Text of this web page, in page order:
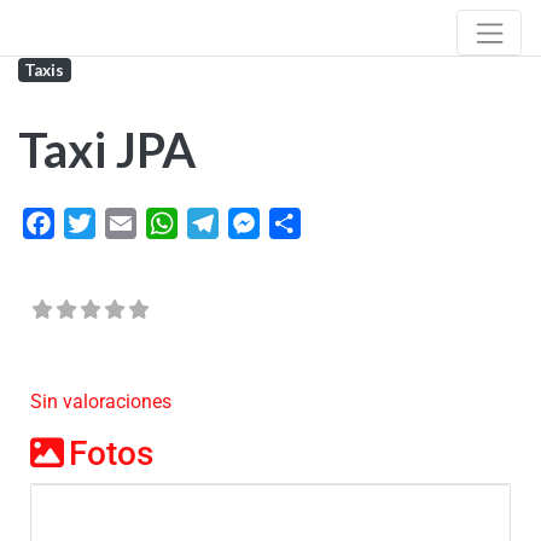
Taxis
Taxi JPA
FacebookTwitterEmail WhatsAppTelegramMessenger
Sin valoraciones
Fotos